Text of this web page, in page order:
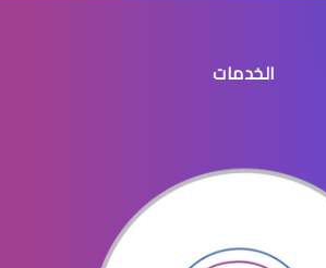
انفصال الشبكية في العين
الخدمات